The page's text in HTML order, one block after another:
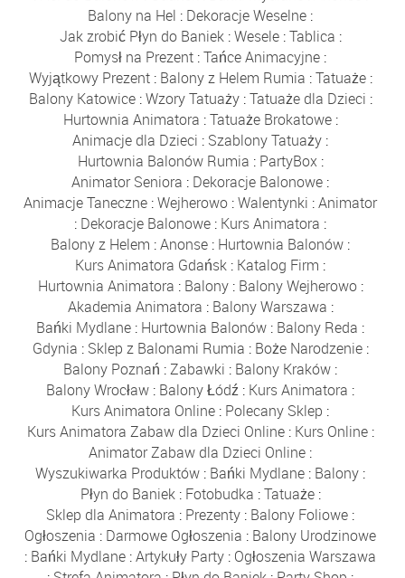
Balony na Hel : Dekoracje Weselne :
Jak zrobić Płyn do Baniek:Wesele:Tablica :
Pomysł na Prezent :Tańce Animacyjne :
Wyjątkowy Prezent: Balony z Helem Rumia :Tatuaże:
Balony Katowice:Wzory Tatuaży:Tatuaże dla Dzieci :
Hurtownia Animatora :Tatuaże Brokatowe:
Animacje dla Dzieci : Szablony Tatuaży :
Hurtownia Balonów Rumia : PartyBox:
Animator Seniora : Dekoracje Balonowe :
Animacje Taneczne :Wejherowo :Walentynki :Animator
: Dekoracje Balonowe : Kurs Animatora :
Balony z Helem :Anonse : Hurtownia Balonów :
Kurs Animatora Gdańsk : Katalog Firm :
Hurtownia Animatora : Balony: Balony Wejherowo:
Akademia Animatora : Balony Warszawa :
Bańki Mydlane : Hurtownia Balonów : Balony Reda :
Gdynia : Sklep z Balonami Rumia : Boże Narodzenie:
Balony Poznań :Zabawki : Balony Kraków :
Balony Wrocław : Balony Łódź : Kurs Animatora :
Kurs Animatora Online : Polecany Sklep :
Kurs Animatora Zabaw dla Dzieci Online: Kurs Online:
Animator Zabaw dla Dzieci Online :
Wyszukiwarka Produktów : Bańki Mydlane : Balony :
Płyn do Baniek: Fotobudka :Tatuaże:
Sklep dla Animatora : Prezenty : Balony Foliowe :
Ogłoszenia : Darmowe Ogłoszenia : Balony Urodzinowe
: Bańki Mydlane :Artykuły Party : Ogłoszenia Warszawa